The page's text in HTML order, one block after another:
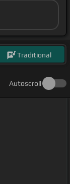
Traditional
Autoscroll